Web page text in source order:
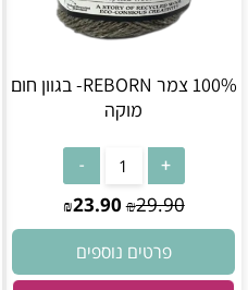
100% צמר REBORN- בגוון חום
מוקה
₪29.90
₪23.90
פרטים נוספים